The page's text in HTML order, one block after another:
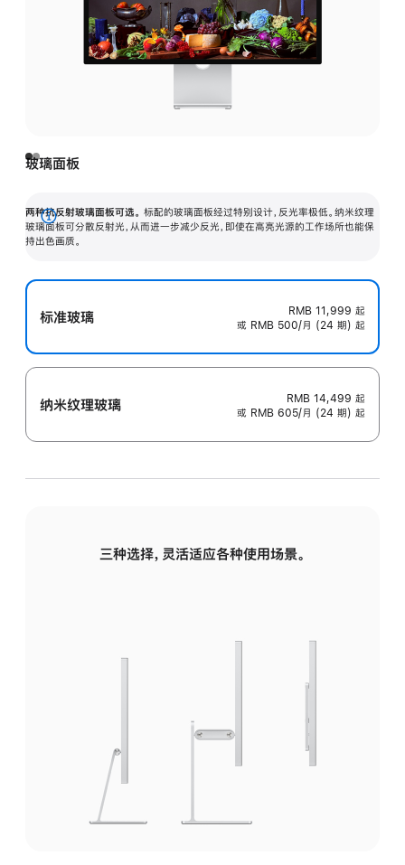
玻璃面板
两种抗反射玻璃面板可选。 标配的玻璃面板经过特别设计，反光率极低。纳米纹理
玻璃面板可分散反射光，从而进一步减少反光，即使在高亮光源的工作场所也能保
持出色画质。
展
开
标准玻璃 RMB 11,999 起
或 RMB 500/月 (24 期) 起
纳米纹理玻璃 RMB 14,499 起
或 RMB 605/月 (24 期) 起
三种选择，灵活适应各种使用场景。